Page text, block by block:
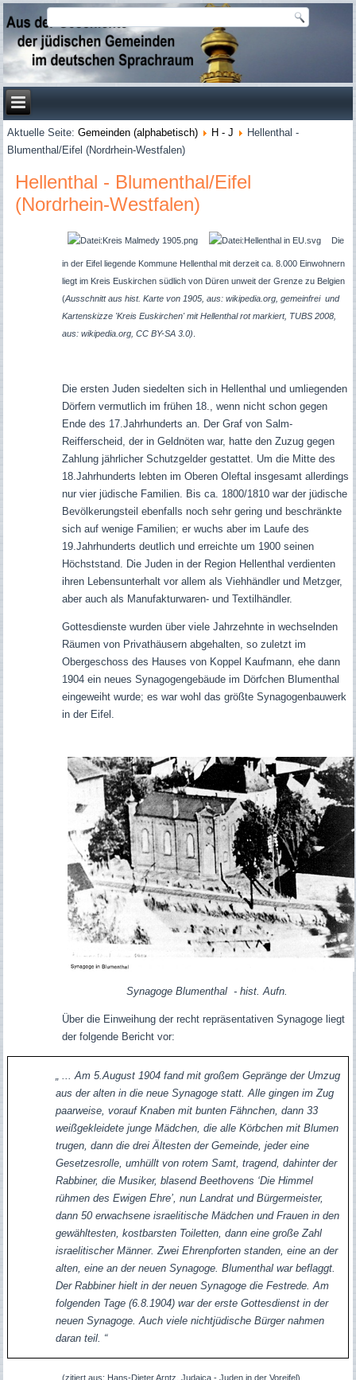
Aktuelle Seite:Gemeinden (alphabetisch) H - J
Hellenthal -
Blumenthal/Eifel (Nordrhein-Westfalen)
Hellenthal - Blumenthal/Eifel
(Nordrhein-Westfalen)
Die
in der Eifel liegende Kommune Hellenthal mit derzeit ca. 8.000 Einwohnern
liegt im Kreis Euskirchen südlich von Düren unweit der Grenze zu Belgien
(Ausschnitt aus hist. Karte von 1905, aus: wikipedia.org, gemeinfrei und
Kartenskizze 'Kreis Euskirchen' mit Hellenthal rot markiert, TUBS 2008,
aus: wikipedia.org, CC BY-SA 3.0)
Die ersten Juden siedelten sich in Hellenthal und umliegenden
Dörfern vermutlich im frühen 18., wenn nicht schon gegen
Ende des 17.Jahrhunderts an. Der Graf von Salm-
Reifferscheid, der in Geldnöten war, hatte den Zuzug gegen
Zahlung jährlicher Schutzgelder gestattet. Um die Mitte des
18.Jahrhunderts lebten im Oberen Oleftal insgesamt allerdings
nur vier jüdische Familien. Bis ca. 1800/1810 war der jüdische
Bevölkerungsteil ebenfalls noch sehr gering und beschränkte
sich auf wenige Familien; er wuchs aber im Laufe des
19.Jahrhunderts deutlich und erreichte um 1900 seinen
Höchststand. Die Juden in der Region Hellenthal verdienten
ihren Lebensunterhalt vor allem als Viehhändler und Metzger,
aber auch als Manufakturwaren- und Textilhändler.
Gottesdienste wurden über viele Jahrzehnte in wechselnden
Räumen von Privathäusern abgehalten, so zuletzt im
Obergeschoss des Hauses von Koppel Kaufmann, ehe dann
1904 ein neues Synagogengebäude im Dörfchen Blumenthal
eingeweiht wurde; es war wohl das größte Synagogenbauwerk
in der Eifel.
Synagoge Blumenthal - hist. Aufn.
Über die Einweihung der recht repräsentativen Synagoge liegt
der folgende Bericht vor:
„ ... Am 5.August 1904 fand mit großem Gepränge der Umzug
aus der alten in die neue Synagoge statt. Alle gingen im Zug
paarweise, vorauf Knaben mit bunten Fähnchen, dann 33
weißgekleidete junge Mädchen, die alle Körbchen mit Blumen
trugen, dann die drei Ältesten der Gemeinde, jeder eine
Gesetzesrolle, umhüllt von rotem Samt, tragend, dahinter der
Rabbiner, die Musiker, blasend Beethovens ‘Die Himmel
rühmen des Ewigen Ehre’, nun Landrat und Bürgermeister,
dann 50 erwachsene israelitische Mädchen und Frauen in den
gewähltesten, kostbarsten Toiletten, dann eine große Zahl
israelitischer Männer. Zwei Ehrenpforten standen, eine an der
alten, eine an der neuen Synagoge. Blumenthal war beflaggt.
Der Rabbiner hielt in der neuen Synagoge die Festrede. Am
folgenden Tage (6.8.1904) war der erste Gottesdienst in der
neuen Synagoge. Auch viele nichtjüdische Bürger nahmen
daran teil. “
(zitiert aus: Hans-Dieter Arntz, Judaica - Juden in der Voreifel)